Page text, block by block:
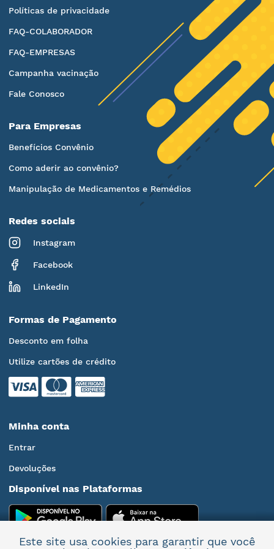
Políticas de privacidade
FAQ-COLABORADOR
FAQ-EMPRESAS
Campanha vacinação
Fale Conosco
Para Empresas
Benefícios Convênio
Como aderir ao convênio?
Manipulação de Medicamentos e Remédios
Redes sociais
Instagram
Facebook
LinkedIn
Formas de Pagamento
Desconto em folha
Utilize cartões de crédito
Minha conta
Entrar
Devoluções
Disponível nas Plataformas
Este site usa cookies para garantir que você